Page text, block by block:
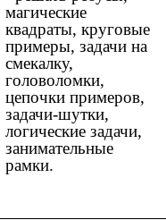
магические
квадраты, круговые
примеры, задачи на
смекалку,
головоломки,
цепочки примеров,
задачи-шутки,
логические задачи,
занимательные
рамки.